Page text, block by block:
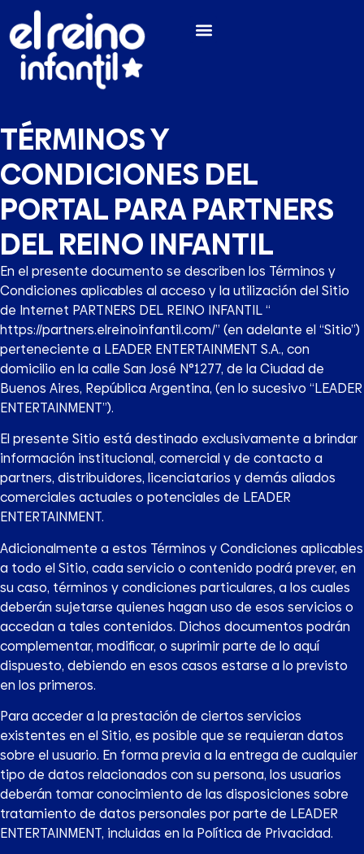
TÉRMINOS Y
CONDICIONES DEL
PORTAL PARA PARTNERS
DEL REINO INFANTIL
En el presente documento se describen los Términos y
Condiciones aplicables al acceso y la utilización del Sitio
de Internet PARTNERS DEL REINO INFANTIL “
https://partners.elreinoinfantil.com/” (en adelante el “Sitio”)
perteneciente a LEADER ENTERTAINMENT S.A., con
domicilio en la calle San José N°1277, de la Ciudad de
Buenos Aires, República Argentina, (en lo sucesivo “LEADER
ENTERTAINMENT”).
El presente Sitio está destinado exclusivamente a brindar
información institucional, comercial y de contacto a
partners, distribuidores, licenciatarios y demás aliados
comerciales actuales o potenciales de LEADER
ENTERTAINMENT.
Adicionalmente a estos Términos y Condiciones aplicables
a todo el Sitio, cada servicio o contenido podrá prever, en
su caso, términos y condiciones particulares, a los cuales
deberán sujetarse quienes hagan uso de esos servicios o
accedan a tales contenidos. Dichos documentos podrán
complementar, modificar, o suprimir parte de lo aquí
dispuesto, debiendo en esos casos estarse a lo previsto
en los primeros.
Para acceder a la prestación de ciertos servicios
existentes en el Sitio, es posible que se requieran datos
sobre el usuario. En forma previa a la entrega de cualquier
tipo de datos relacionados con su persona, los usuarios
deberán tomar conocimiento de las disposiciones sobre
tratamiento de datos personales por parte de LEADER
ENTERTAINMENT, incluidas en la Política de Privacidad.